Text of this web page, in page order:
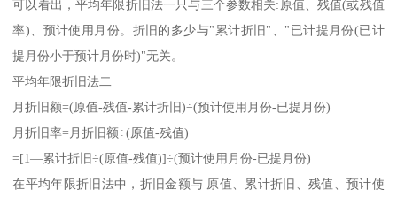
可以看出，平均年限折旧法一只与三个参数相关:原值、残值(或残值
率)、预计使用月份。折旧的多少与"累计折旧"、"已计提月份(已计
提月份小于预计月份时)"无关。
平均年限折旧法二
月折旧额=(原值-残值-累计折旧)÷(预计使用月份-已提月份)
月折旧率=月折旧额÷(原值-残值)
=[1―累计折旧÷(原值-残值)]÷(预计使用月份-已提月份)
在平均年限折旧法中，折旧金额与 原值、累计折旧、残值、预计使